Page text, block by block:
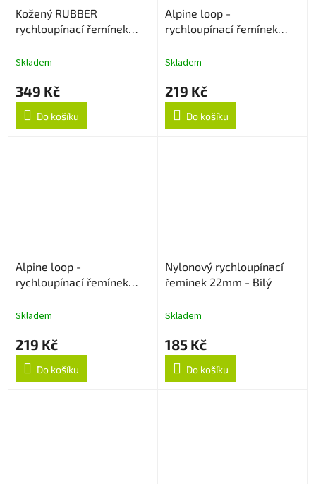
Kožený RUBBER
rychloupínací řemínek
Skladem
349 Kč
Do košíku
Alpine loop -
rychloupínací řemínek
Skladem
219 Kč
Do košíku
Alpine loop -
rychloupínací řemínek
Skladem
219 Kč
Do košíku
Nylonový rychloupínací
řemínek 22mm - Bílý
Skladem
185 Kč
Do košíku